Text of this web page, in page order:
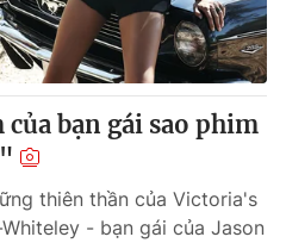
của bạn gái sao phim
thiên thần của Victoria's
- bạn gái của Jason